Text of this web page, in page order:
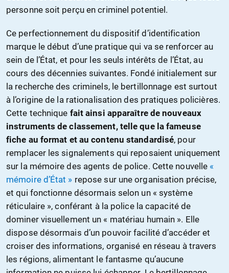
personne soit perçu en criminel potentiel.
Ce perfectionnement du dispositif d’identification
marque le début d’une pratique qui va se renforcer au
sein de l’État, et pour les seuls intérêts de l’État, au
cours des décennies suivantes. Fondé initialement sur
la recherche des criminels, le bertillonnage est surtout
à l’origine de la rationalisation des pratiques policières.
Cette technique fait ainsi apparaître de nouveaux
instruments de classement, telle que la fameuse
fiche au format et au contenu standardisé, pour
remplacer les signalements qui reposaient uniquement
sur la mémoire des agents de police. Cette nouvelle «
mémoire d’État » repose sur une organisation précise,
et qui fonctionne désormais selon un « système
réticulaire », conférant à la police la capacité de
dominer visuellement un « matériau humain ». Elle
dispose désormais d’un pouvoir facilité d’accéder et
croiser des informations, organisé en réseau à travers
les régions, alimentant le fantasme qu’aucune